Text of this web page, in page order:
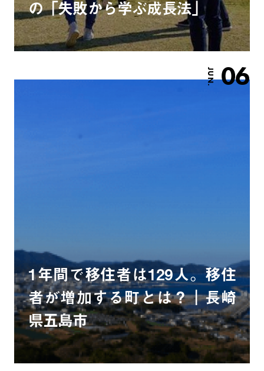
の「失敗から学ぶ成長法」
JUN. 06
1年間で移住者は129人。移住
者が増加する町とは？｜長崎
県五島市